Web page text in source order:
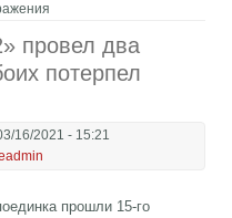
провел два
потерпел
16/2021 - 15:21
прошли 15-го